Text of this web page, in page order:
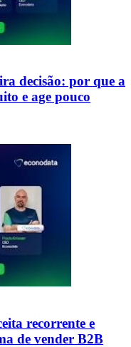
decisão: por que a
e age pouco
recorrente e
de vender B2B